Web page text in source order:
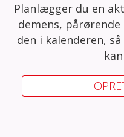
Planlægger du en
demens,
den i kalenderen,